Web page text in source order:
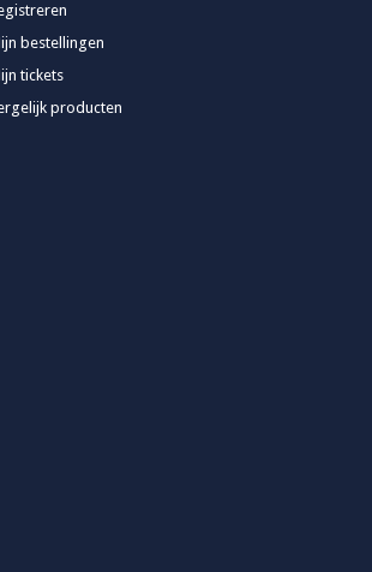
bestellingen
tickets
producten